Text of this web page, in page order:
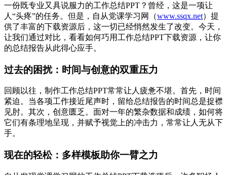
一份既专业又具说服力的工作总结PPT？曾经，这是一项让
人“头疼”的任务。但是，自从党课学习网（www.ssqx.net）提
供了丰富的下载资源后，这一切已经悄然发生了改变。今天，
让我们通过对比，看看如何巧用工作总结PPT下载资源，让你
的总结报告从此得心应手。
过去的困扰：时间与创意的双重压力
回顾以往，制作工作总结PPT常常让人疲惫不堪。首先，时间
紧迫。当各项工作接近尾声时，留给总结报告的时间总是捉襟
见肘。其次，创意匮乏。面对一年的繁杂数据和成绩，如何将
它们有条理地呈现，并赋予视觉上的冲击力，常常让人无从下
手。
现在的轻松：多样模板助你一臂之力